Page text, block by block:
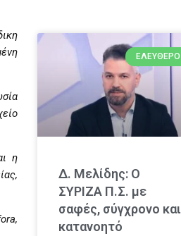
η
ΕΛΕΎΘΕΡΟ
Δ. Μελίδης: Ο
ΣΥΡΙΖΑ Π.Σ. με
σαφές, σύγχρονο και
κατανοητό